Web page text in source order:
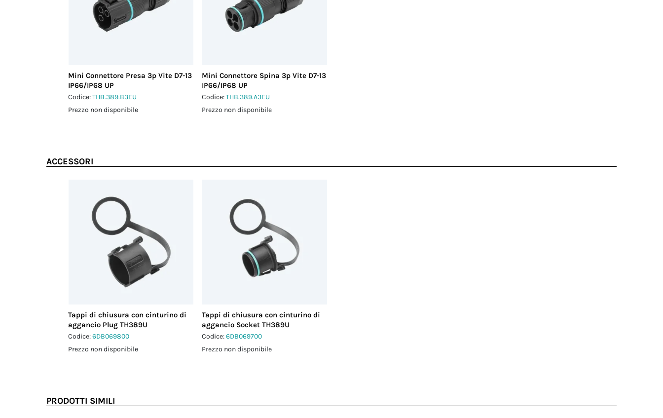
Mini Connettore Presa 3p Vite D7-13
IP66/IP68 UP
Codice:THB.389.B3EU
Prezzo non disponibile
Mini Connettore Spina 3p Vite D7-13
IP66/IP68 UP
Codice:THB.389.A3EU
Prezzo non disponibile
ACCESSORI
Tappi di chiusura con cinturino di
aggancio Plug TH389U
Codice:6DB069800
Prezzo non disponibile
Tappi di chiusura con cinturino di
aggancio Socket TH389U
Codice:6DB069700
Prezzo non disponibile
PRODOTTI SIMILI